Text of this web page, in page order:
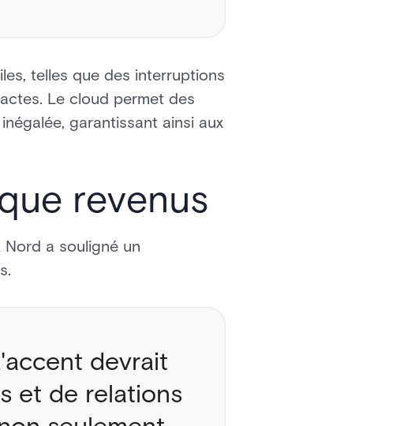
telles que des interruptions
Le cloud permet des
garantissant ainsi aux
revenus
a souligné un
devrait
et de relations